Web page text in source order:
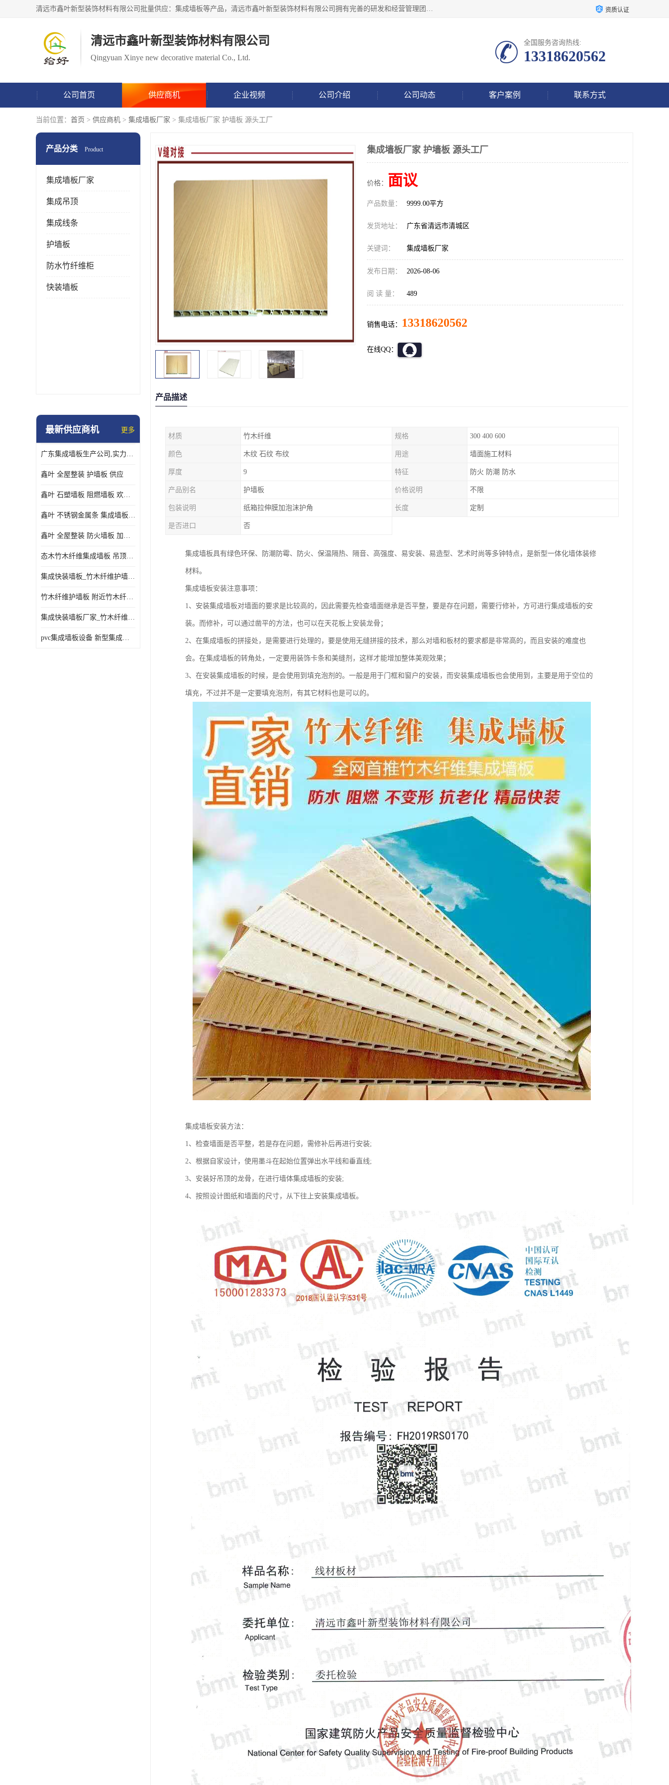
清远市鑫叶新型装饰材料有限公司批量供应：集成墙板等产品，清远市鑫叶新型装饰材料有限公司拥有完善的研发和经营管理团队，取得有70多项证书。不断让研发科技成果惠及全人类，用新材料保护自然资源，让人类生活居住健康与自然发展相和谐。全国统一热线电话：*。 资质认证
清远市鑫叶新型装饰材料有限公司
Qingyuan Xinye new decorative material Co., Ltd.
全国服务咨询热线:
13318620562
公司首页 供应商机 企业视频 公司介绍 公司动态 客户案例 联系方式
当前位置： 首页 > 供应商机 > 集成墙板厂家 > 集成墙板厂家 护墙板 源头工厂
产品分类 Product
集成墙板厂家
集成吊顶
集成线条
护墙板
防水竹纤维柜
快装墙板
最新供应商机 更多
广东集成墙板生产公司,实力厂家-配送+设计+安装-没中间商
鑫叶 全屋整装 护墙板 供应
鑫叶 石塑墙板 阻燃墙板 欢迎选购
鑫叶 不锈钢金属条 集成墙板阴角线 欢迎选购
鑫叶 全屋整装 防火墙板 加工定制
态木竹木纤维集成墙板 吊顶板材 扣板快装 护墙板
集成快装墙板_竹木纤维护墙板厂家_竹木纤维集成墙板厂家
竹木纤维护墙板 附近竹木纤维集成墙板厂
集成快装墙板厂家_竹木纤维护墙板厂家_竹木纤维集成墙板厂家
pvc集成墙板设备 新型集成墙板 厂家供应
集成墙板厂家 护墙板 源头工厂
价格： 面议
产品数量： 9999.00平方
发货地址： 广东省清远市清城区
关键词： 集成墙板厂家
发布日期： 2026-08-06
阅 读 量： 489
销售电话： 13318620562
在线QQ：
产品描述
材质 竹木纤维 规格 300 400 600
颜色 木纹 石纹 布纹 用途 墙面施工材料
厚度 9 特征 防火 防潮 防水
产品别名 护墙板 价格说明 不限
包装说明 纸箱拉伸膜加泡沫护角 长度 定制
是否进口 否
集成墙板具有绿色环保、防潮防霉、防火、保温隔热、隔音、高强度、易安装、易造型、艺术时尚等多钟特点，是新型一体化墙体装修
材料。
集成墙板安装注意事项：
1、安装集成墙板对墙面的要求是比较高的，因此需要先检查墙面继承是否平整，要是存在问题，需要行修补，方可进行集成墙板的安
装。而修补，可以通过凿平的方法，也可以在天花板上安装龙骨；
2、在集成墙板的拼接处，是需要进行处理的，要是使用无缝拼接的技术，那么对墙和板材的要求都是非常高的，而且安装的难度也
会。在集成墙板的转角处，一定要用装饰卡条和美缝剂，这样才能增加整体美观效果；
3、在安装集成墙板的时候，是会使用到填充泡剂的。一般是用于门框和窗户的安装，而安装集成墙板也会使用到，主要是用于空位的
填充，不过并不是一定要填充泡剂，有其它材料也是可以的。
集成墙板安装方法：
1、检查墙面是否平整，若是存在问题，需修补后再进行安装;
2、根据自家设计，使用墨斗在起始位置弹出水平线和垂直线;
3、安装好吊顶的龙骨，在进行墙体集成墙板的安装;
4、按照设计图纸和墙面的尺寸，从下往上安装集成墙板。